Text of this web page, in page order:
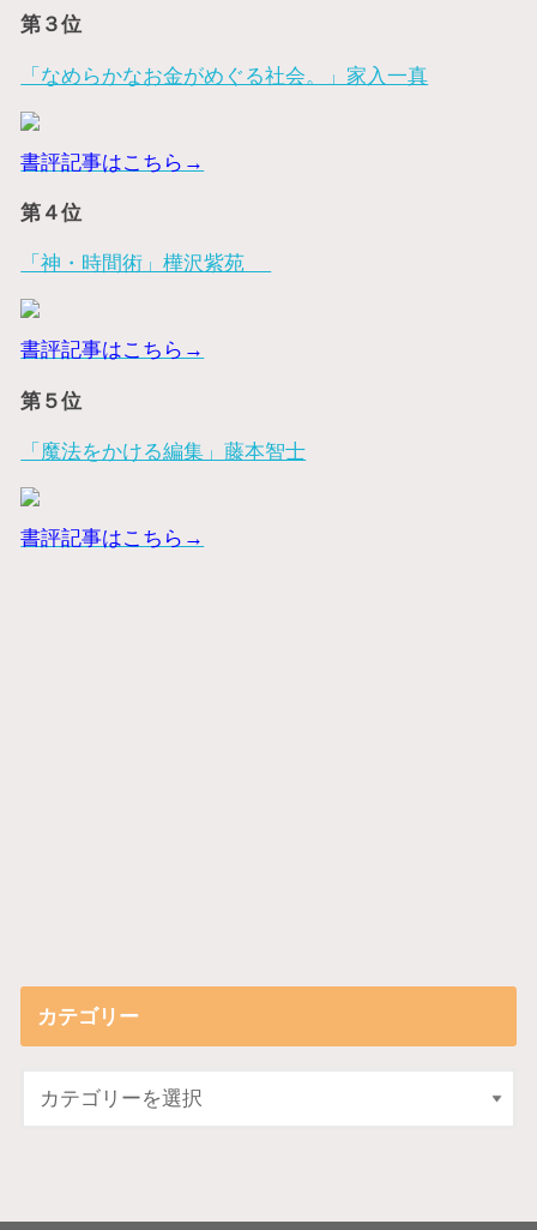
第３位
「なめらかなお金がめぐる社会。」家入一真
書評記事はこちら→
第４位
「神・時間術」樺沢紫苑
書評記事はこちら→
第５位
「魔法をかける編集」藤本智士
書評記事はこちら→
カテゴリー